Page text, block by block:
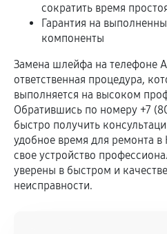
сократить время
Гарантия на
компоненты
Замена шлейфа на телефоне
ответственная процедура,
выполняется на высоком
Обратившись по номеру +7
быстро получить
удобное время для ремонта
свое устройство
уверены в быстром и
неисправности.